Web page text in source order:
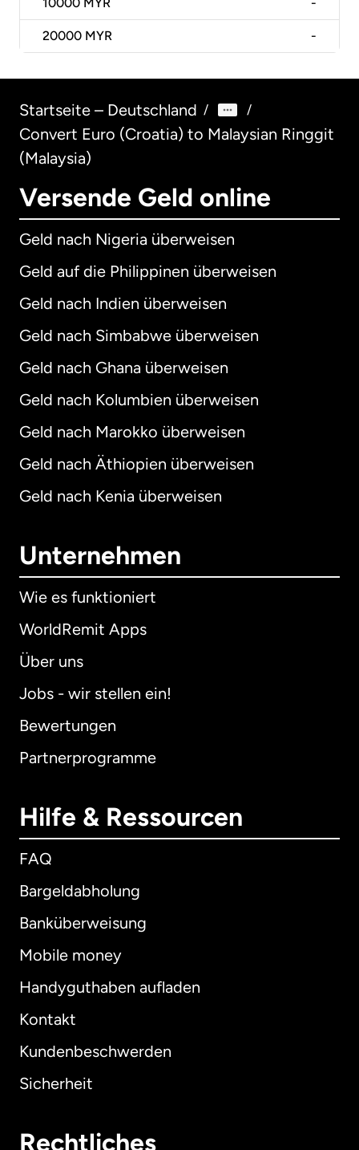
10000 MYR -
20000 MYR -
Startseite – Deutschland / /
Convert Euro (Croatia) to Malaysian Ringgit
(Malaysia)
Versende Geld online
Geld nach Nigeria überweisen
Geld auf die Philippinen überweisen
Geld nach Indien überweisen
Geld nach Simbabwe überweisen
Geld nach Ghana überweisen
Geld nach Kolumbien überweisen
Geld nach Marokko überweisen
Geld nach Äthiopien überweisen
Geld nach Kenia überweisen
Unternehmen
Wie es funktioniert
WorldRemit Apps
Über uns
Jobs - wir stellen ein!
Bewertungen
Partnerprogramme
Hilfe & Ressourcen
FAQ
Bargeldabholung
Banküberweisung
Mobile money
Handyguthaben aufladen
Kontakt
Kundenbeschwerden
Sicherheit
Rechtliches